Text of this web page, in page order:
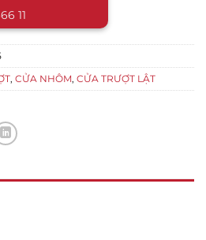
11
, CỬA NHÔM, CỬA TRƯỢT LẬT